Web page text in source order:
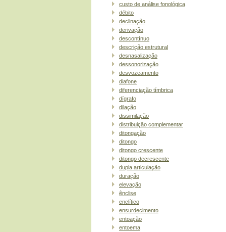
custo de análise fonológica
débito
declinação
derivação
descontínuo
descrição estrutural
desnasalização
dessonorização
desvozeamento
diafone
diferenciação tímbrica
dígrafo
dilação
dissimilação
distribuição complementar
ditongação
ditongo
ditongo crescente
ditongo decrescente
dupla articulação
duração
elevação
ênclise
enclítico
ensurdecimento
entoação
entoema